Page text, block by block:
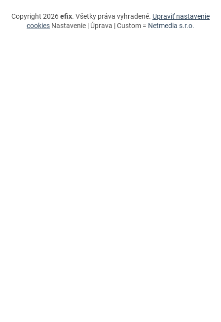
Copyright 2026efix. Všetky práva vyhradené. Upraviť nastavenie
cookies Nastavenie | Úprava | Custom = Netmedia s.r.o.